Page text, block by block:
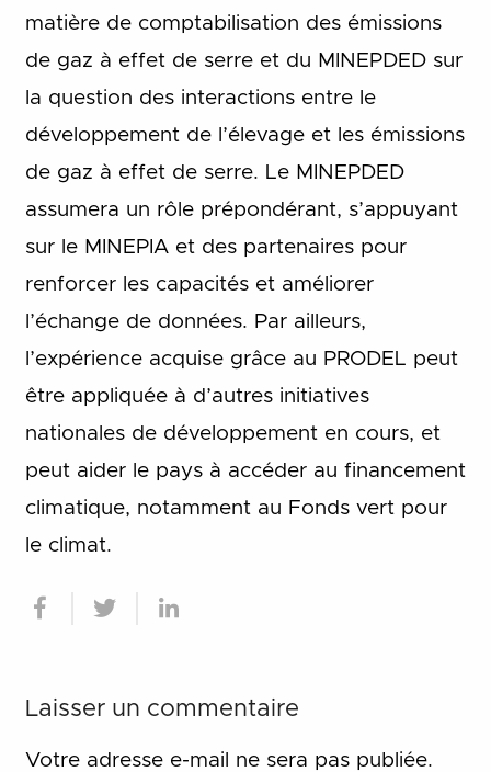
matière de comptabilisation des émissions
de gaz à effet de serre et du MINEPDED sur
la question des interactions entre le
développement de l’élevage et les émissions
de gaz à effet de serre. Le MINEPDED
assumera un rôle prépondérant, s’appuyant
sur le MINEPIA et des partenaires pour
renforcer les capacités et améliorer
l’échange de données. Par ailleurs,
l’expérience acquise grâce au PRODEL peut
être appliquée à d’autres initiatives
nationales de développement en cours, et
peut aider le pays à accéder au financement
climatique, notamment au Fonds vert pour
le climat.
Laisser un commentaire
Votre adresse e-mail ne sera pas publiée.